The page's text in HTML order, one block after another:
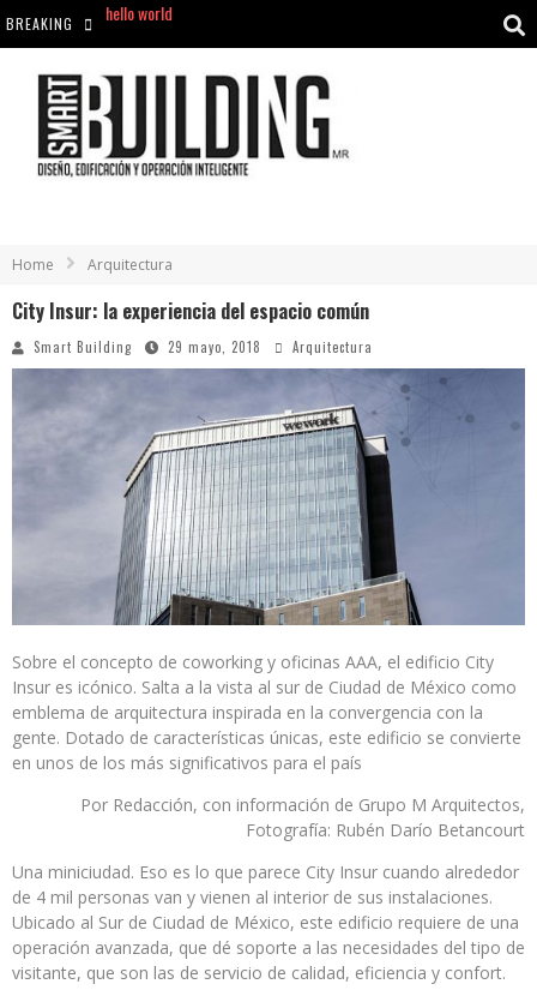
BREAKING
hello world
hello world
Home Arquitectura
City Insur: la experiencia del espacio común
Smart Building 29 mayo, 2018 Arquitectura
Sobre el concepto de coworking y oficinas AAA, el edificio City
Insur es icónico. Salta a la vista al sur de Ciudad de México como
emblema de arquitectura inspirada en la convergencia con la
gente. Dotado de características únicas, este edificio se convierte
en unos de los más significativos para el país
Por Redacción, con información de Grupo M Arquitectos,
Fotografía: Rubén Darío Betancourt
Una miniciudad. Eso es lo que parece City Insur cuando alrededor
de 4 mil personas van y vienen al interior de sus instalaciones.
Ubicado al Sur de Ciudad de México, este edificio requiere de una
operación avanzada, que dé soporte a las necesidades del tipo de
visitante, que son las de servicio de calidad, eficiencia y confort.